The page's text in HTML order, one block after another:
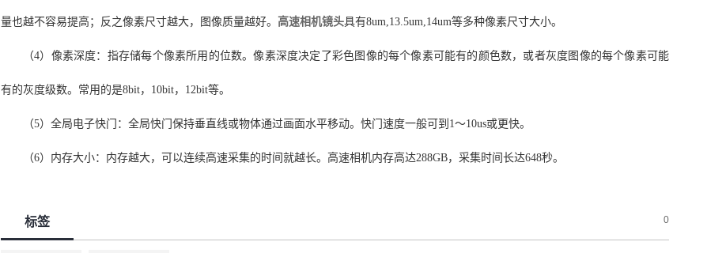
量也越不容易提高；反之像素尺寸越大，图像质量越好。 高速相机镜头具有8um,13.5um,14um等多种像素尺寸大小。
（4）像素深度：指存储每个像素所用的位数。像素深度决定了彩色图像的每个像素可能有的颜色数，或者灰度图像的每个像素可能
有的灰度级数。常用的是8bit，10bit，12bit等。
（5）全局电子快门：全局快门保持垂直线或物体通过画面水平移动。快门速度一般可到1～10us或更快。
（6）内存大小：内存越大，可以连续高速采集的时间就越长。高速相机内存高达288GB，采集时间长达648秒。
标签 0